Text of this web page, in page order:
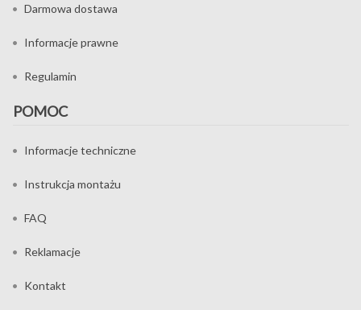
Darmowa dostawa
Informacje prawne
Regulamin
POMOC
Informacje techniczne
Instrukcja montażu
FAQ
Reklamacje
Kontakt